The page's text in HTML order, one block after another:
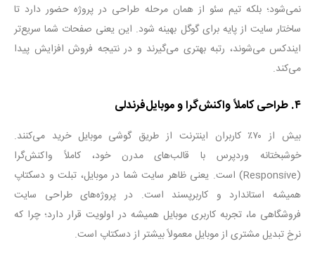
نمی‌شود؛ بلکه تیم سئو از همان مرحله طراحی در پروژه حضور دارد تا
ساختار سایت از پایه برای گوگل بهینه شود. این یعنی صفحات شما سریع‌تر
ایندکس می‌شوند، رتبه بهتری می‌گیرند و در نتیجه فروش افزایش پیدا
می‌کند.
۴.طراحی کاملاً واکنش‌گرا و موبایل‌فرندلی
بیش از ۷۰٪ کاربران اینترنت از طریق گوشی موبایل خرید می‌کنند.
خوشبختانه وردپرس با قالب‌های مدرن خود، کاملاً واکنش‌گرا
(Responsive)
است. یعنی ظاهر سایت شما در موبایل، تبلت و دسکتاپ
همیشه استاندارد و کاربرپسند است. در پروژه‌های طراحی سایت
فروشگاهی ما، تجربه کاربری موبایل همیشه در اولویت قرار دارد؛ چرا که
نرخ تبدیل مشتری از موبایل معمولاً بیشتر از دسکتاپ است.